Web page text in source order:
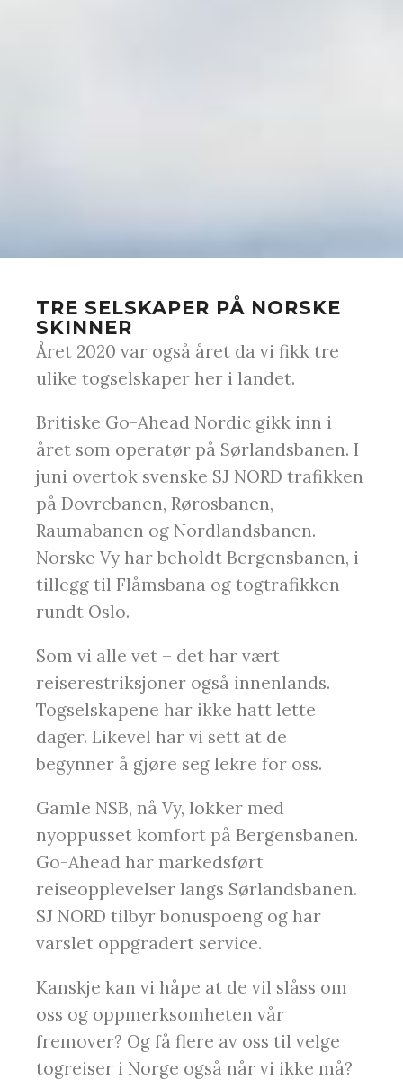
TRE SELSKAPER PÅ NORSKE
SKINNER
Året 2020 var også året da vi fikk tre
ulike togselskaper her i landet.
Britiske Go-Ahead Nordic gikk inn i
året som operatør på Sørlandsbanen. I
juni overtok svenske SJ NORD trafikken
på Dovrebanen, Rørosbanen,
Raumabanen og Nordlandsbanen.
Norske Vy har beholdt Bergensbanen, i
tillegg til Flåmsbana og togtrafikken
rundt Oslo.
Som vi alle vet – det har vært
reiserestriksjoner også innenlands.
Togselskapene har ikke hatt lette
dager. Likevel har vi sett at de
begynner å gjøre seg lekre for oss.
Gamle NSB, nå Vy, lokker med
nyoppusset komfort på Bergensbanen.
Go-Ahead har markedsført
reiseopplevelser langs Sørlandsbanen.
SJ NORD tilbyr bonuspoeng og har
varslet oppgradert service.
Kanskje kan vi håpe at de vil slåss om
oss og oppmerksomheten vår
fremover? Og få flere av oss til velge
togreiser i Norge også når vi ikke må?